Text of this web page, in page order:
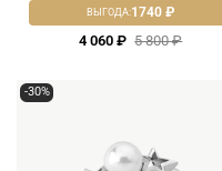
4 060 ₽ 5 800 ₽
ВЫГОДА:1740 ₽
-30%